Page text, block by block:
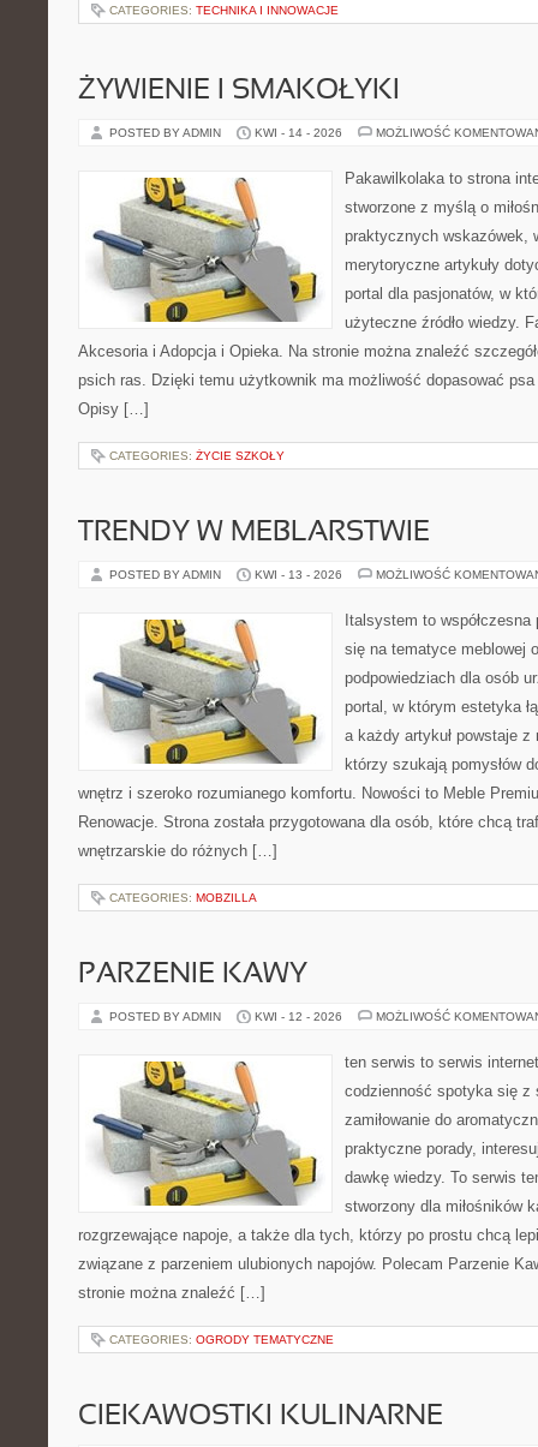
CATEGORIES: TECHNIKA I INNOWACJE
ŻYWIENIE I SMAKOŁYKI
POSTED BY ADMIN KWI - 14 - 2026 MOŻLIWOŚĆ
Pakawilkolaka to strona
stworzone z myślą o
praktycznych wskazówek,
merytoryczne artykuły
portal dla pasjonatów, w
użyteczne źródło wiedzy.
Akcesoria i Adopcja i Opieka. Na stronie można znaleźć
psich ras. Dzięki temu użytkownik ma możliwość dopasować
Opisy […]
CATEGORIES: ŻYCIE SZKOŁY
TRENDY W MEBLARSTWIE
POSTED BY ADMIN KWI - 13 - 2026 MOŻLIWOŚĆ
Italsystem to
się na tematyce meblowej
podpowiedziach dla osób
portal, w którym estetyka
a każdy artykuł powstaje
którzy szukają pomysłów
wnętrz i szeroko rozumianego komfortu. Nowości to Meble
Renowacje. Strona została przygotowana dla osób, które chcą
wnętrzarskie do różnych […]
CATEGORIES: MOBZILLA
PARZENIE KAWY
POSTED BY ADMIN KWI - 12 - 2026 MOŻLIWOŚĆ
ten serwis to serwis
codzienność spotyka się z
zamiłowanie do
praktyczne porady,
dawkę wiedzy. To serwis
stworzony dla miłośników
rozgrzewające napoje, a także dla tych, którzy po prostu chcą
związane z parzeniem ulubionych napojów. Polecam Parzenie
stronie można znaleźć […]
CATEGORIES: OGRODY TEMATYCZNE
CIEKAWOSTKI KULINARNE